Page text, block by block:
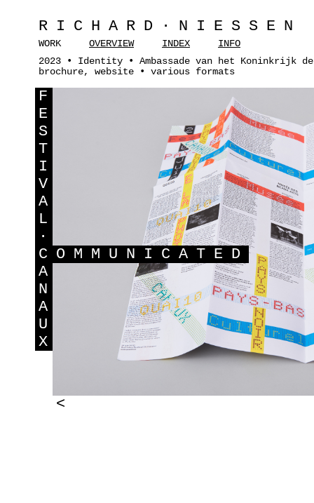
RICHARD·NIESSEN
WORK OVERVIEW INDEX
INFO
2023 • Identity • Ambassade van het Koninkrijk
brochure, website • various formats
F
E
S
T
I
V
A
L
·
C OMMUNICATED
A
N
A
U
X
<